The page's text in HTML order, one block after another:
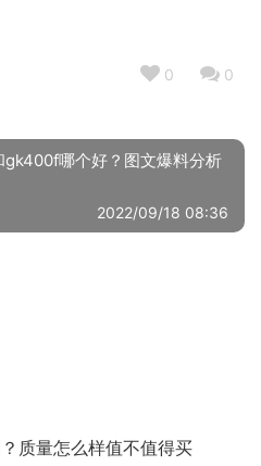
0 0
gk400f哪个好？图文爆料分析
2022/09/18 08:36
质量怎么样值不值得买